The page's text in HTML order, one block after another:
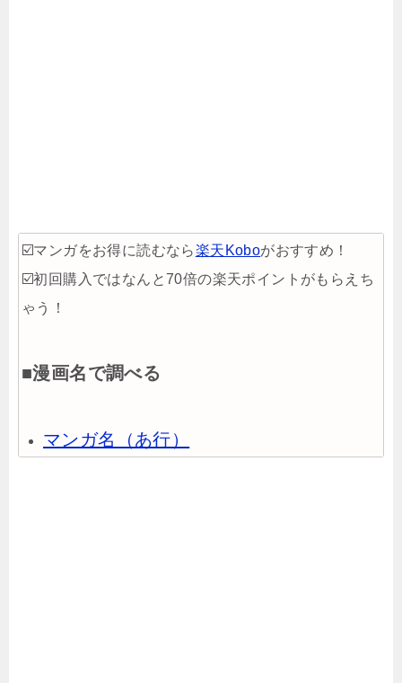
☑️マンガをお得に読むなら楽天Koboがおすすめ！
☑️初回購入ではなんと70倍の楽天ポイントがもらえち
ゃう！
■漫画名で調べる
マンガ名（あ行）